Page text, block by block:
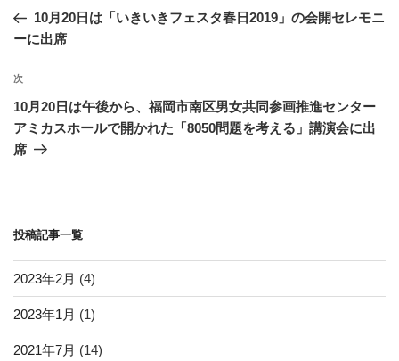
ナ
ゲ
ー
シ
ョ
去
稿
10月20日は「いきいきフェスタ春日2019」の会開セレモニ
ーに出席
次
の
投
稿
次
10月20日は午後から、福岡市南区男女共同参画推進センター
アミカスホールで開かれた「8050問題を考える」講演会に出
席
投稿記事一覧
2023年2月 (4)
2023年1月 (1)
2021年7月 (14)